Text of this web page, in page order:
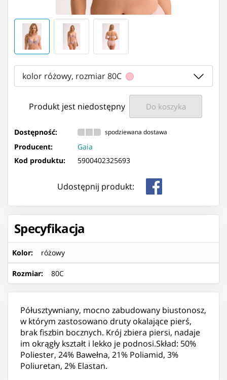
kolor różowy, rozmiar 80C
Produkt jest niedostępny Do koszyka
Dostępność: spodziewana dostawa
Producent:
Gaia
Kod produktu:
5900402325693
Udostępnij produkt:
Specyfikacja
Kolor: różowy
Rozmiar: 80C
Półusztywniany, mocno zabudowany biustonosz,
w którym zastosowano druty okalające pierś,
brak fiszbin bocznych. Krój zbiera piersi, nadaje
im okrągły kształt i lekko je podnosi.Skład: 50%
Poliester, 24% Bawełna, 21% Poliamid, 3%
Poliuretan, 2% Elastan.